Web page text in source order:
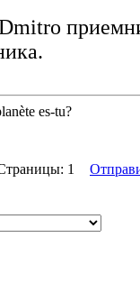
es-tu?
1